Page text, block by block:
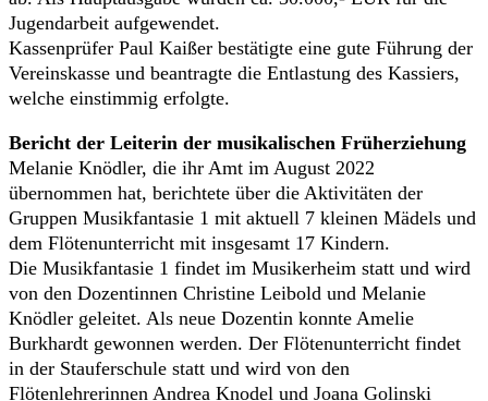
Jugendarbeit aufgewendet.
Kassenprüfer Paul Kaißer bestätigte eine gute Führung der
Vereinskasse und beantragte die Entlastung des Kassiers,
welche einstimmig erfolgte.
Bericht der Leiterin der musikalischen Früherziehung
Melanie Knödler, die ihr Amt im August 2022
übernommen hat, berichtete über die Aktivitäten der
Gruppen Musikfantasie 1 mit aktuell 7 kleinen Mädels und
dem Flötenunterricht mit insgesamt 17 Kindern.
Die Musikfantasie 1 findet im Musikerheim statt und wird
von den Dozentinnen Christine Leibold und Melanie
Knödler geleitet. Als neue Dozentin konnte Amelie
Burkhardt gewonnen werden. Der Flötenunterricht findet
in der Stauferschule statt und wird von den
Flötenlehrerinnen Andrea Knodel und Joana Golinski